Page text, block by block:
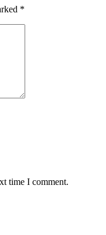
*
time I comment.